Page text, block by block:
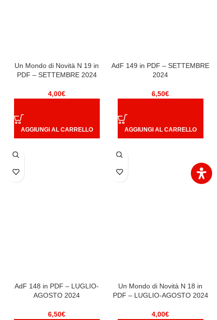
Un Mondo di Novità N 19 in
PDF – SETTEMBRE 2024
4,00€
AGGIUNGI AL CARRELLO
AdF 149 in PDF – SETTEMBRE
2024
6,50€
AGGIUNGI AL CARRELLO
AdF 148 in PDF – LUGLIO-
AGOSTO 2024
6,50€
Un Mondo di Novità N 18 in
PDF – LUGLIO-AGOSTO 2024
4,00€